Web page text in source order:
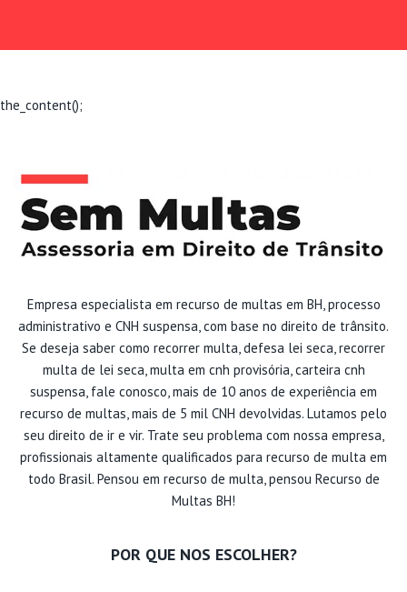
the_content();
Empresa especialista em recurso de multas em BH, processo
administrativo e CNH suspensa, com base no direito de trânsito.
Se deseja saber como recorrer multa, defesa lei seca, recorrer
multa de lei seca, multa em cnh provisória, carteira cnh
suspensa, fale conosco, mais de 10 anos de experiência em
recurso de multas, mais de 5 mil CNH devolvidas. Lutamos pelo
seu direito de ir e vir. Trate seu problema com nossa empresa,
profissionais altamente qualificados para recurso de multa em
todo Brasil. Pensou em recurso de multa, pensou Recurso de
Multas BH!
POR QUE NOS ESCOLHER?